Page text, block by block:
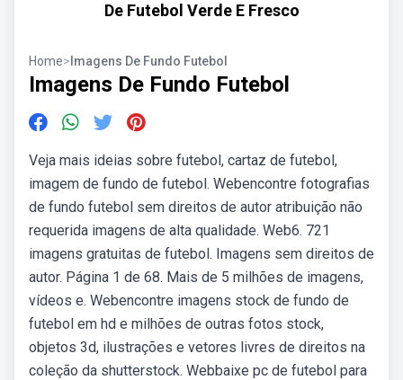
De Futebol Verde E Fresco
Home> Imagens De Fundo Futebol
Imagens De Fundo Futebol
Veja mais ideias sobre futebol, cartaz de futebol,
imagem de fundo de futebol. Webencontre fotografias
de fundo futebol sem direitos de autor atribuição não
requerida imagens de alta qualidade. Web6. 721
imagens gratuitas de futebol. Imagens sem direitos de
autor. Página 1 de 68. Mais de 5 milhões de imagens,
vídeos e. Webencontre imagens stock de fundo de
futebol em hd e milhões de outras fotos stock,
objetos 3d, ilustrações e vetores livres de direitos na
coleção da shutterstock. Webbaixe pc de futebol para